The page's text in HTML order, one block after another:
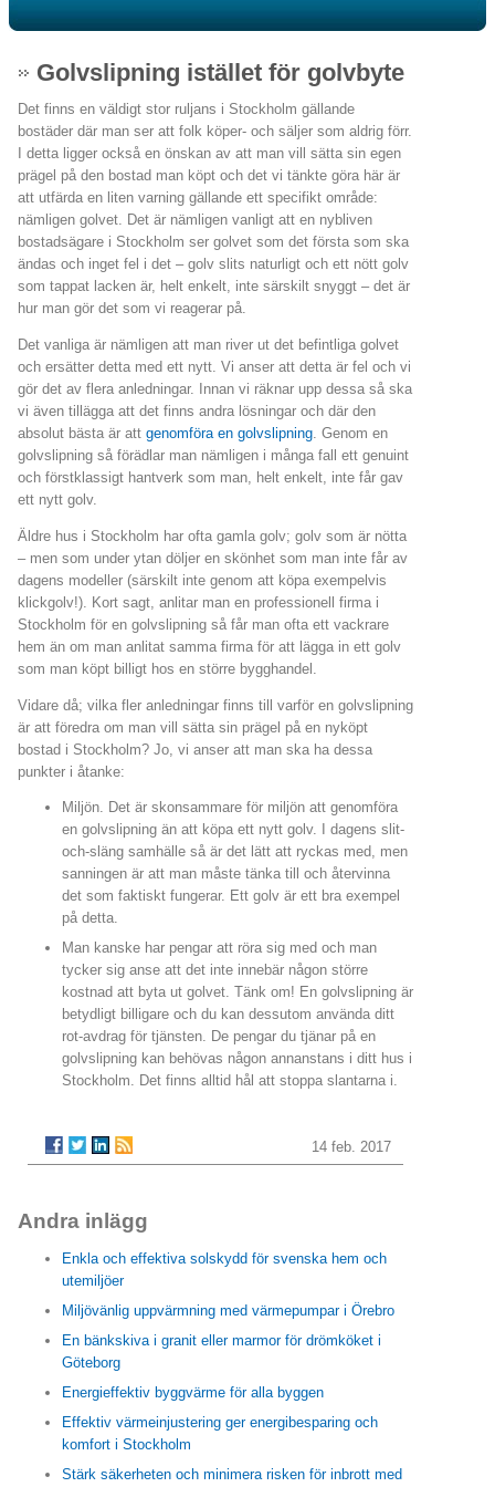
Golvslipning istället för golvbyte
Det finns en väldigt stor ruljans i Stockholm gällande
bostäder där man ser att folk köper- och säljer som aldrig förr.
I detta ligger också en önskan av att man vill sätta sin egen
prägel på den bostad man köpt och det vi tänkte göra här är
att utfärda en liten varning gällande ett specifikt område:
nämligen golvet. Det är nämligen vanligt att en nybliven
bostadsägare i Stockholm ser golvet som det första som ska
ändas och inget fel i det – golv slits naturligt och ett nött golv
som tappat lacken är, helt enkelt, inte särskilt snyggt – det är
hur man gör det som vi reagerar på.
Det vanliga är nämligen att man river ut det befintliga golvet
och ersätter detta med ett nytt. Vi anser att detta är fel och vi
gör det av flera anledningar. Innan vi räknar upp dessa så ska
vi även tillägga att det finns andra lösningar och där den
absolut bästa är att genomföra en golvslipning. Genom en
golvslipning så förädlar man nämligen i många fall ett genuint
och förstklassigt hantverk som man, helt enkelt, inte får gav
ett nytt golv.
Äldre hus i Stockholm har ofta gamla golv; golv som är nötta
– men som under ytan döljer en skönhet som man inte får av
dagens modeller (särskilt inte genom att köpa exempelvis
klickgolv!). Kort sagt, anlitar man en professionell firma i
Stockholm för en golvslipning så får man ofta ett vackrare
hem än om man anlitat samma firma för att lägga in ett golv
som man köpt billigt hos en större bygghandel.
Vidare då; vilka fler anledningar finns till varför en golvslipning
är att föredra om man vill sätta sin prägel på en nyköpt
bostad i Stockholm? Jo, vi anser att man ska ha dessa
punkter i åtanke:
Miljön. Det är skonsammare för miljön att genomföra
en golvslipning än att köpa ett nytt golv. I dagens slit-
och-släng samhälle så är det lätt att ryckas med, men
sanningen är att man måste tänka till och återvinna
det som faktiskt fungerar. Ett golv är ett bra exempel
på detta.
Man kanske har pengar att röra sig med och man
tycker sig anse att det inte innebär någon större
kostnad att byta ut golvet. Tänk om! En golvslipning är
betydligt billigare och du kan dessutom använda ditt
rot-avdrag för tjänsten. De pengar du tjänar på en
golvslipning kan behövas någon annanstans i ditt hus i
Stockholm. Det finns alltid hål att stoppa slantarna i.
14 feb. 2017
Andra inlägg
Enkla och effektiva solskydd för svenska hem och
utemiljöer
Miljövänlig uppvärmning med värmepumpar i Örebro
En bänkskiva i granit eller marmor för drömköket i
Göteborg
Energieffektiv byggvärme för alla byggen
Effektiv värmeinjustering ger energibesparing och
komfort i Stockholm
Stärk säkerheten och minimera risken för inbrott med